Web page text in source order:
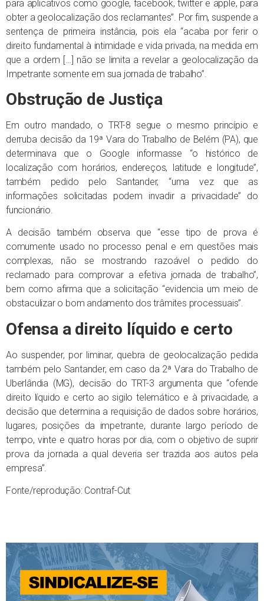
para aplicativos como google, facebook, twitter e apple, para
obter a geolocalização dos reclamantes”. Por fim, suspende a
sentença de primeira instância, pois ela “acaba por ferir o
direito fundamental à intimidade e vida privada, na medida em
que a ordem […] não se limita a revelar a geolocalização da
Impetrante somente em sua jornada de trabalho”.
Obstrução de Justiça
Em outro mandado, o TRT-8 segue o mesmo princípio e
derruba decisão da 19ª Vara do Trabalho de Belém (PA), que
determinava que o Google informasse “o histórico de
localização com horários, endereços, latitude e longitude”,
também pedido pelo Santander, “uma vez que as
informações solicitadas podem invadir a privacidade” do
funcionário.
A decisão também observa que “esse tipo de prova é
comumente usado no processo penal e em questões mais
complexas, não se mostrando razoável o pedido do
reclamado para comprovar a efetiva jornada de trabalho”,
bem como afirma que a solicitação “evidencia um meio de
obstaculizar o bom andamento dos trâmites processuais”.
Ofensa a direito líquido e certo
Ao suspender, por liminar, quebra de geolocalização pedida
também pelo Santander, em caso da 2ª Vara do Trabalho de
Uberlândia (MG), decisão do TRT-3 argumenta que “ofende
direito líquido e certo ao sigilo telemático e à privacidade, a
decisão que determina a requisição de dados sobre horários,
lugares, posições da impetrante, durante largo período de
tempo, vinte e quatro horas por dia, com o objetivo de suprir
prova da jornada a qual deveria ser trazida aos autos pela
empresa”.
Fonte/reprodução: Contraf-Cut